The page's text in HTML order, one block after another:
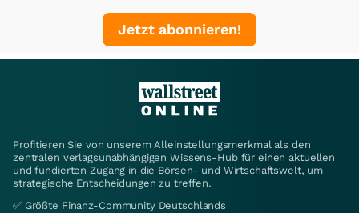
Jetzt abonnieren!
Profitieren Sie von unserem Alleinstellungsmerkmal als den
zentralen verlagsunabhängigen Wissens-Hub für einen aktuellen
und fundierten Zugang in die Börsen- und Wirtschaftswelt, um
strategische Entscheidungen zu treffen.
✅ Größte Finanz-Community Deutschlands